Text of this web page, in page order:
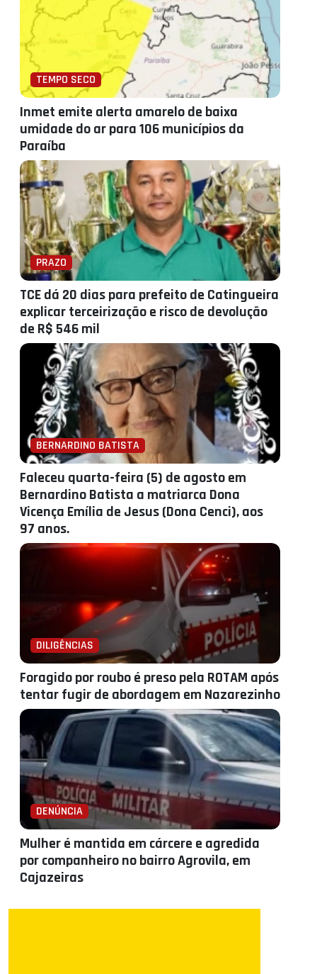
TEMPO SECO
Inmet emite alerta amarelo de baixa
umidade do ar para 106 municípios da
Paraíba
PRAZO
TCE dá 20 dias para prefeito de Catingueira
explicar terceirização e risco de devolução
de R$ 546 mil
BERNARDINO BATISTA
Faleceu quarta-feira (5) de agosto em
Bernardino Batista a matriarca Dona
Vicença Emília de Jesus (Dona Cenci), aos
97 anos.
DILIGÊNCIAS
Foragido por roubo é preso pela ROTAM após
tentar fugir de abordagem em Nazarezinho
DENÚNCIA
Mulher é mantida em cárcere e agredida
por companheiro no bairro Agrovila, em
Cajazeiras